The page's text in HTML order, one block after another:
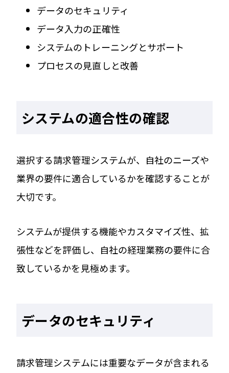
データのセキュリティ
データ入力の正確性
システムのトレーニングとサポート
プロセスの見直しと改善
システムの適合性の確認
選択する請求管理システムが、自社のニーズや
業界の要件に適合しているかを確認することが
大切です。
システムが提供する機能やカスタマイズ性、拡
張性などを評価し、自社の経理業務の要件に合
致しているかを見極めます。
データのセキュリティ
請求管理システムには重要なデータが含まれる